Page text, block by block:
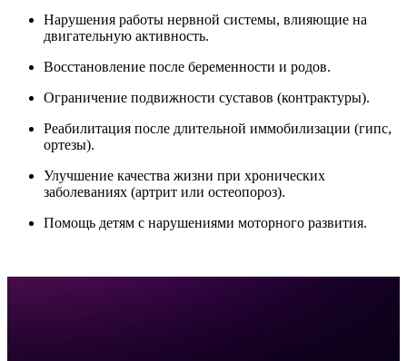
Нарушения работы нервной системы, влияющие на
двигательную активность.
Восстановление после беременности и родов.
Ограничение подвижности суставов (контрактуры).
Реабилитация после длительной иммобилизации (гипс,
ортезы).
Улучшение качества жизни при хронических
заболеваниях (артрит или остеопороз).
Помощь детям с нарушениями моторного развития.